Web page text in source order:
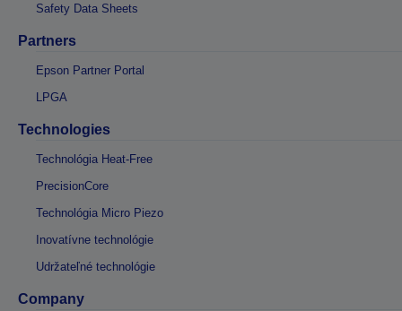
Safety Data Sheets
Partners
Epson Partner Portal
LPGA
Technologies
Technológia Heat-Free
PrecisionCore
Technológia Micro Piezo
Inovatívne technológie
Udržateľné technológie
Company